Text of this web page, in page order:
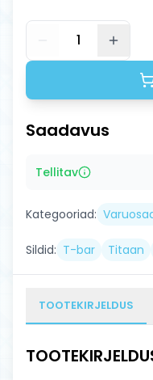
1
Saadavus
Tellitav
Kategooriad:
Sildid: T-bar Titaan
TOOTEKIRJELDUS